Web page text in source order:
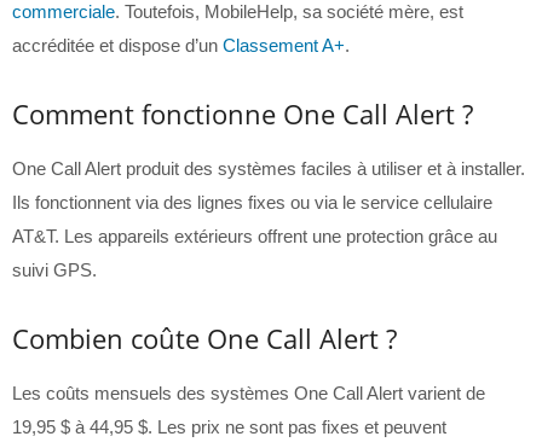
commerciale. Toutefois, MobileHelp, sa société mère, est
accréditée et dispose d’un Classement A+.
Comment fonctionne One Call Alert ?
One Call Alert produit des systèmes faciles à utiliser et à installer.
Ils fonctionnent via des lignes fixes ou via le service cellulaire
AT&T. Les appareils extérieurs offrent une protection grâce au
suivi GPS.
Combien coûte One Call Alert ?
Les coûts mensuels des systèmes One Call Alert varient de
19,95 $ à 44,95 $. Les prix ne sont pas fixes et peuvent